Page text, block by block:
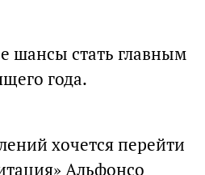
шансы стать главным
года.
хочется перейти
Альфонсо